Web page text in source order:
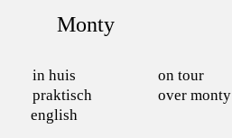
Monty
in huis
on tour
praktisch
over monty
english